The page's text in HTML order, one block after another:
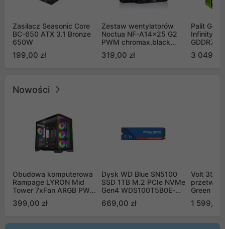
Zasilacz Seasonic Core
BC-650 ATX 3.1 Bronze
650W
199,00 zł
Zestaw wentylatorów
Noctua NF-A14x25 G2
PWM chromax.black
Push Pull (2szt)
319,00 zł
Palit
Infinity 3
GDDR7
GB2050S)
3 049,00
Nowości
Obudowa komputerowa
Rampage LYRON Mid
Tower 7xFan ARGB PWM
399,00 zł
Dysk WD Blue SN5100
SSD 1TB M.2 PCIe NVMe
Gen4 WDS100T5B0E-
669,00 zł
Volt
Green
1 599,00